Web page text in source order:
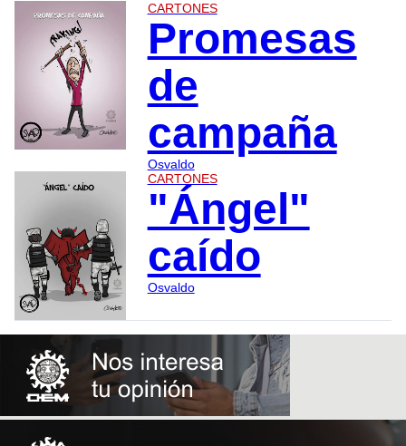
CARTONES
Promesas
de
campaña
Osvaldo
CARTONES
"Ángel"
caído
Osvaldo